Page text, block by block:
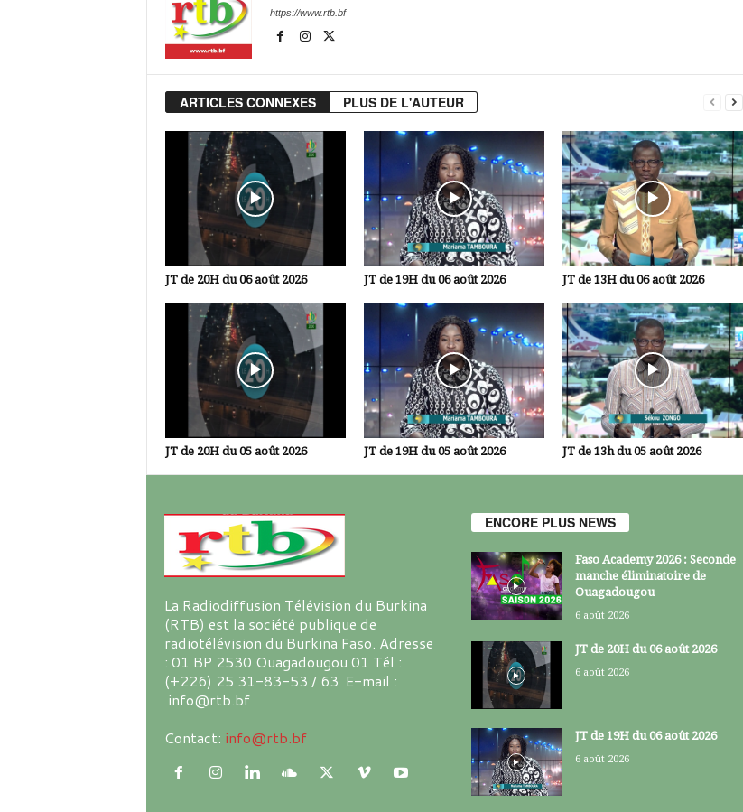
https://www.rtb.bf
ARTICLES CONNEXES PLUS DE L'AUTEUR
JT de 20H du 06 août 2026 JT de 19H du 06 août 2026 JT de 13H du 06 août 2026
JT de 20H du 05 août 2026 JT de 19H du 05 août 2026 JT de 13h du 05 août 2026
La Radiodiffusion Télévision du Burkina
(RTB) est la société publique de
radiotélévision du Burkina Faso. Adresse
: 01 BP 2530 Ouagadougou 01 Tél :
(+226) 25 31-83-53 / 63 E-mail :
info@rtb.bf
Contact: info@rtb.bf
ENCORE PLUS NEWS
Faso Academy 2026 : Seconde
manche éliminatoire de
Ouagadougou
6 août 2026
JT de 20H du 06 août 2026
6 août 2026
JT de 19H du 06 août 2026
6 août 2026